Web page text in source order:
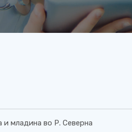
и младина во Р. Северна